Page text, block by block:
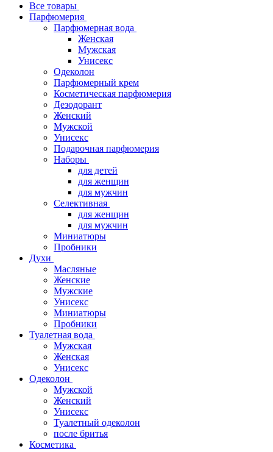
Все товары
Парфюмерия
Парфюмерная вода
Женская
Мужская
Унисекс
Одеколон
Парфюмерный крем
Косметическая парфюмерия
Дезодорант
Женский
Мужской
Унисекс
Подарочная парфюмерия
Наборы
для детей
для женщин
для мужчин
Селективная
для женщин
для мужчин
Миниатюры
Пробники
Духи
Масляные
Женские
Мужские
Унисекс
Миниатюры
Пробники
Туалетная вода
Мужская
Женская
Унисекс
Одеколон
Мужской
Женский
Унисекс
Туалетный одеколон
после бритья
Косметика